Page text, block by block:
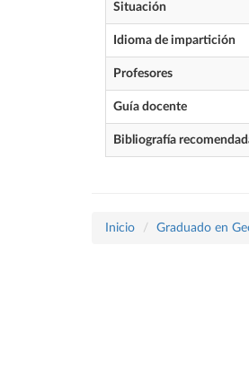
Situación
Idioma de impartición
Profesores
Guía docente
Bibliografía
Inicio Graduado en